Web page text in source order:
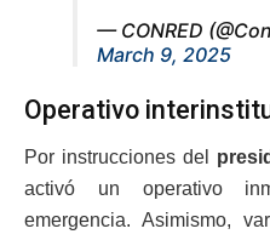
— CONRED
March 9, 2025
Operativo
Por instrucciones del
activó un operativo
emergencia. Asimismo,